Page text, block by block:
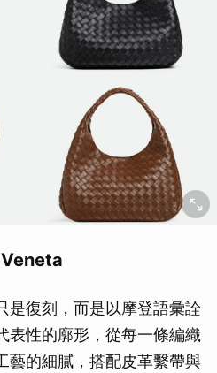
是復刻，而是以摩登語彙詮
表性的廓形，從每一條編織
藝的細膩，搭配皮革繫帶與